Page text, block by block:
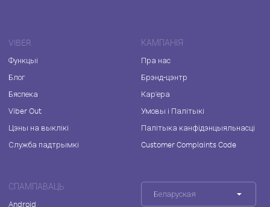
VIBER
Функцыі
Блог
Бяспека
Viber Out
Цэны на выклікі
Служба падтрымкі
КАМПАНІЯ
Пра нас
Брэнд-цэнтр
Кар'ера
Умовы і Палітыкі
Палітыка канфідэнцыяльнасці
Customer Complaints Code
СПАМПАВАЦЬ
Android
Беларуская